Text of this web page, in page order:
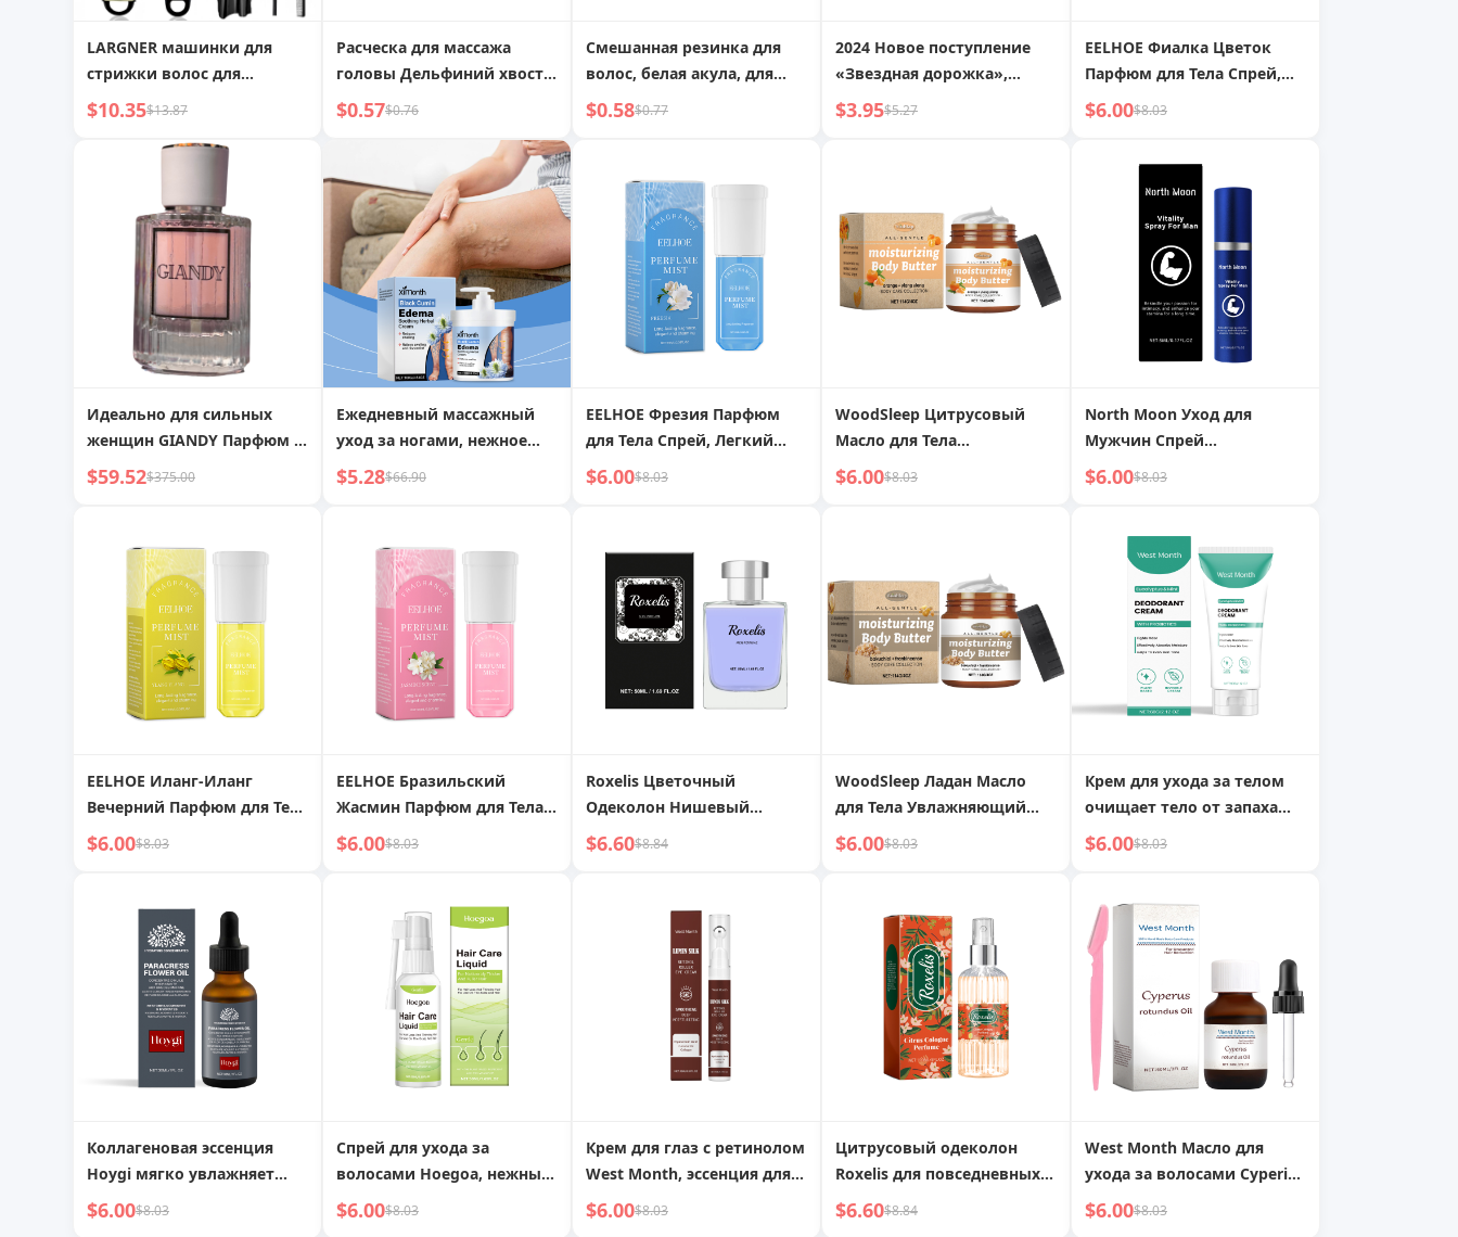
LARGNER машинки для
стрижки волос для
мужчин
профессиональные,
беспроводной триммер
электробритвы для
мужчин, перезаряжаемый
набор парикмахерских
принадлежностей из 8
предметов со
светодиодным дисплеем,
мужской набор для ухода
$10.35$13.87
Расческа для массажа
головы Дельфиний хвост с
меридианами
$0.57$0.76
Смешанная резинка для
волос, белая акула, для
прически, коричневые
большие заколки, высокая
повреждают волосы,
расширенные
$0.58$0.77
2024 Новое поступление
«Звездная дорожка»,
преследующая свет,
маникюр «Кошачий глаз»,
роскошь, повседневные,
короткие, розовые
$3.95$5.27
EELHOE Фиалка Цветок
Парфюм для Тела Спрей,
Свежий и Приятный
Натуральный Аромат
$6.00$8.03
Идеально для сильных
женщин GIANDY Парфюм -
SENSATION
$59.52$375.00
Ежедневный массажный
уход за ногами, нежное
питательное средство для
наружного применения,
$5.28$66.90
EELHOE Фрезия Парфюм
для Тела Спрей, Легкий
Аромат Мягкий Аромат с
Натуральной Свежестью и
$6.00$8.03
WoodSleep Цитрусовый
Масло для Тела
Увлажняющее Цитрусовое
Питает Масло
$6.00$8.03
North Moon Уход для
Мужчин Спрей
Энергизирующий
Мужской Стойкий
Увлажняющий Спрей для
Ухода за Телом
$6.00$8.03
EELHOE Иланг-Иланг
Вечерний Парфюм для Тела
Спрей, Легкий Аромат
Мягкий Аромат с
Нежирный Легкий Аромат
$6.00$8.03
EELHOE Бразильский
Жасмин Парфюм для Тела
Спрей, Легкий Аромат
Мягкий Аромат с
Нежирный Легкий Аромат
$6.00$8.03
Roxelis Цветочный
Одеколон Нишевый
Стойкий Свежий
Очарование Свидания
голубой Морской Аромат
Цветочный
$6.60$8.84
WoodSleep Ладан Масло
для Тела Увлажняющий
Увлажняет Всю Кожу
Шелковистым, Кремовым
$6.00$8.03
Крем для ухода за телом
очищает тело от запаха
подмышек, пота,
долговечный легкий
$6.00$8.03
Коллагеновая эссенция
Hoygi мягко увлажняет
кожу лица, осветляет и
придает сияние
$6.00$8.03
Спрей для ухода за
волосами Hoegoa, нежный,
мягкий, пышный и
увлажняющий спрей для
$6.00$8.03
Крем для глаз с ретинолом
West Month, эссенция для
глаз, осветляет мелкие
морщинки, нежная кожа,
$6.00$8.03
Цитрусовый одеколон
Roxelis для повседневных
свиданий, натуральный
свежий стойкий аромат,
$6.60$8.84
West Month Масло для
ухода за волосами Cyperi
Rhizoma (с скребком)
Растительное эфирное
$6.00$8.03